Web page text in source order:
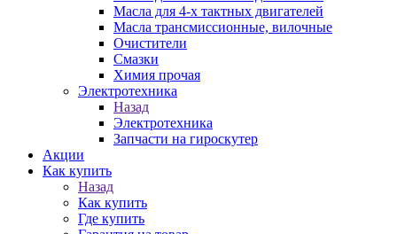
Масла для 4-х тактных двигателей
Масла трансмиссионные, вилочные
Очистители
Смазки
Химия прочая
Электротехника
Назад
Электротехника
Запчасти на гироскутер
Акции
Как купить
Назад
Как купить
Где купить